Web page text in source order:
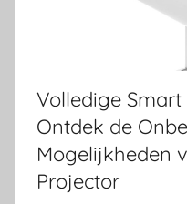
Volledige
Ontdek de
Mogelijkheden
Projector